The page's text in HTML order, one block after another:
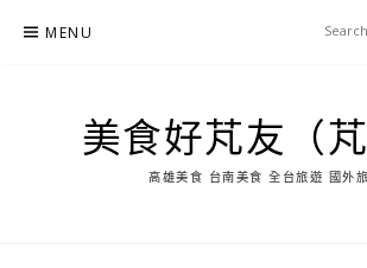
MENU
美食好芃友（芃
高雄美食 台南美食 全台旅遊 國外